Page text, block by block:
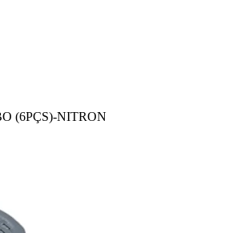
(6PÇS)-NITRON